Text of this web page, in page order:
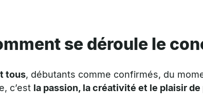
se déroule le
tous, débutants comme confirmés, du
c’est la passion, la créativité et le plaisir de